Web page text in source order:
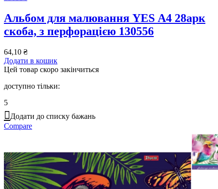
Альбом для малювання YES А4 28арк
скоба, з перфорацією 130556
64,10 ₴
Додати в кошик
Цей товар скоро закінчиться
доступно тільки:
5
Додати до списку бажань
Compare